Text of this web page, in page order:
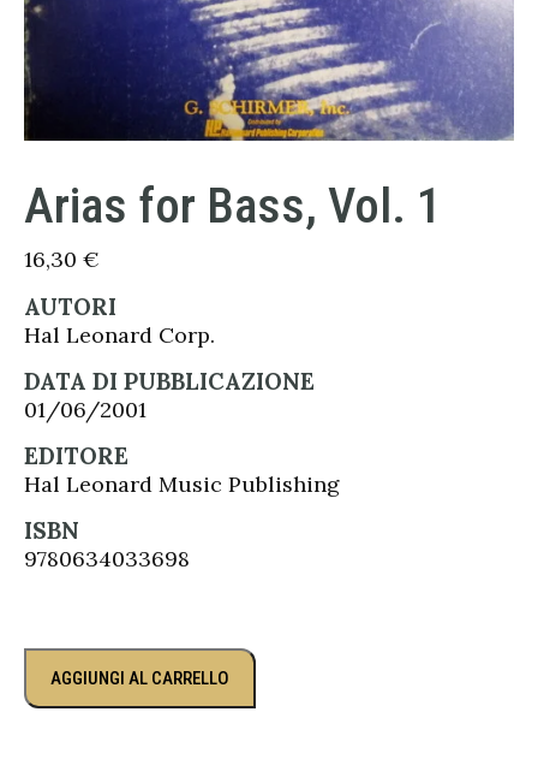
Arias for Bass, Vol. 1
16,30 €
AUTORI
Hal Leonard Corp.
DATA DI PUBBLICAZIONE
01/06/2001
EDITORE
Hal Leonard Music Publishing
ISBN
9780634033698
AGGIUNGI AL CARRELLO